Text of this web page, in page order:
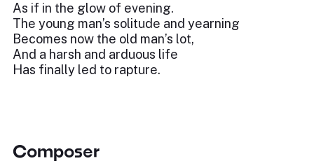
As if in the glow of evening.
The young man’s solitude and yearning
Becomes now the old man’s lot,
And a harsh and arduous life
Has finally led to rapture.
Composer